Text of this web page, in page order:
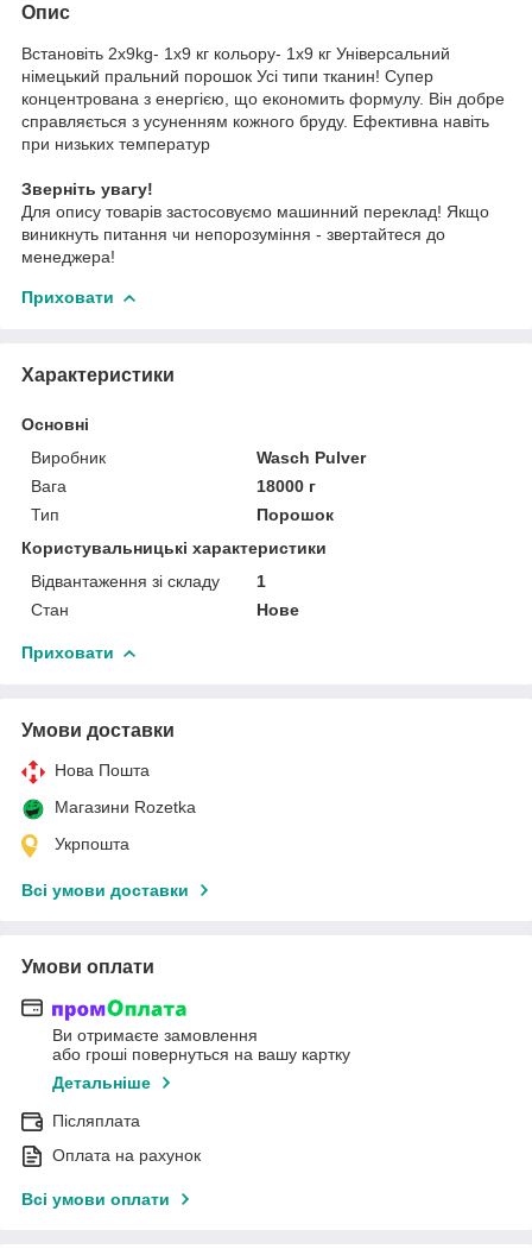
Опис
Встановіть 2x9kg- 1x9 кг кольору- 1x9 кг Універсальний
німецький пральний порошок Усі типи тканин! Супер
концентрована з енергією, що економить формулу. Він добре
справляється з усуненням кожного бруду. Ефективна навіть
при низьких температур
Зверніть увагу!
Для опису товарів застосовуємо машинний переклад! Якщо
виникнуть питання чи непорозуміння - звертайтеся до
менеджера!
Приховати
Характеристики
Основні
Виробник
Wasch Pulver
Вага
18000 г
Тип
Порошок
Користувальницькі характеристики
Відвантаження зі складу
1
Стан
Нове
Приховати
Умови доставки
Нова Пошта
Магазини Rozetka
Укрпошта
Всі умови доставки
Умови оплати
Ви отримаєте замовлення
або гроші повернуться на вашу картку
Детальніше
Післяплата
Оплата на рахунок
Всі умови оплати